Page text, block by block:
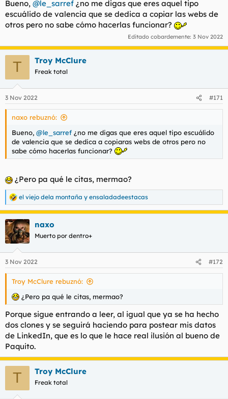
Bueno, @le_sarref ¿no me digas que eres aquel tipo
escuálido de valencia que se dedica a copiar las webs de
otros pero no sabe cómo hacerlas funcionar?
Editado cobardemente: 3 Nov 2022
T Troy McClure
Freak total
3 Nov 2022 #171
naxo rebuznó:
Bueno, @le_sarref ¿no me digas que eres aquel tipo escuálido
de valencia que se dedica a copiaras webs de otros pero no
sabe cómo hacerlas funcionar?
¿Pero pa qué le citas, mermao?
R
e
a
c
c
i
e
s
el viejo dela montaña y ensaladadeestacas
naxo
Muerto por dentro+
3 Nov 2022 #172
Troy McClure rebuznó:
¿Pero pa qué le citas, mermao?
Porque sigue entrando a leer, al igual que ya se ha hecho
dos clones y se seguirá haciendo para postear mis datos
de LinkedIn, que es lo que le hace real ilusión al bueno de
Paquito.
T Troy McClure
Freak total